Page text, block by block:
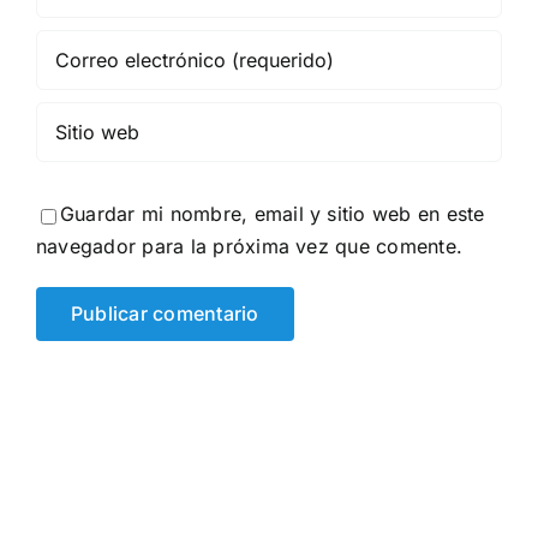
Guardar mi nombre, email y sitio web en este
navegador para la próxima vez que comente.